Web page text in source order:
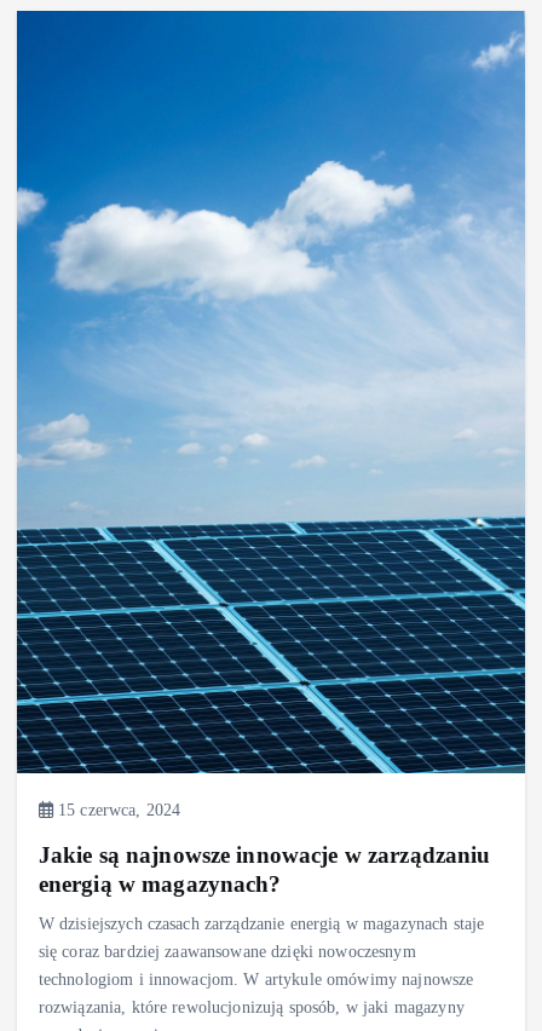
15 czerwca, 2024
Jakie są najnowsze innowacje w zarządzaniu
energią w magazynach?
W dzisiejszych czasach zarządzanie energią w magazynach staje
się coraz bardziej zaawansowane dzięki nowoczesnym
technologiom i innowacjom. W artykule omówimy najnowsze
rozwiązania, które rewolucjonizują sposób, w jaki magazyny